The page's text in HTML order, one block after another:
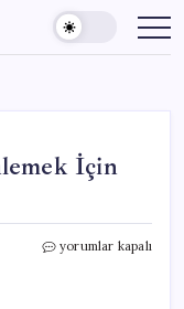
İçin
Motosiklet
yorumlar kapalı